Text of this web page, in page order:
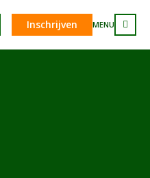
Inschrijven MENU